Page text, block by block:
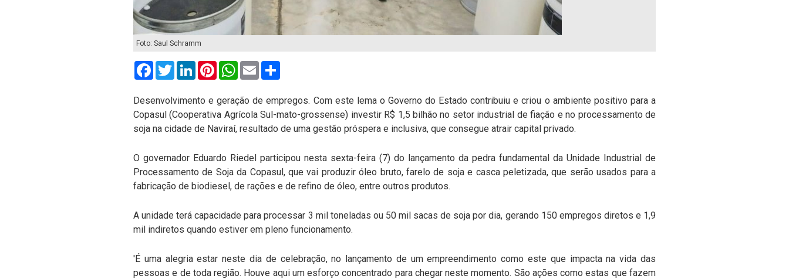
Foto: Saul Schramm
FacebookTwitterLinkedInPinterestWhatsApp
Email
Desenvolvimento e geração de empregos. Com este lema o Governo do Estado contribuiu e criou o ambiente positivo para a
Copasul (Cooperativa Agrícola Sul-mato-grossense) investir R$ 1,5 bilhão no setor industrial de fiação e no processamento de
soja na cidade de Naviraí, resultado de uma gestão próspera e inclusiva, que consegue atrair capital privado.
O governador Eduardo Riedel participou nesta sexta-feira (7) do lançamento da pedra fundamental da Unidade Industrial de
Processamento de Soja da Copasul, que vai produzir óleo bruto, farelo de soja e casca peletizada, que serão usados para a
fabricação de biodiesel, de rações e de refino de óleo, entre outros produtos.
A unidade terá capacidade para processar 3 mil toneladas ou 50 mil sacas de soja por dia, gerando 150 empregos diretos e 1,9
mil indiretos quando estiver em pleno funcionamento.
'É uma alegria estar neste dia de celebração, no lançamento de um empreendimento como este que impacta na vida das
pessoas e de toda região. Houve aqui um esforço concentrado para chegar neste momento. São ações como estas que fazem